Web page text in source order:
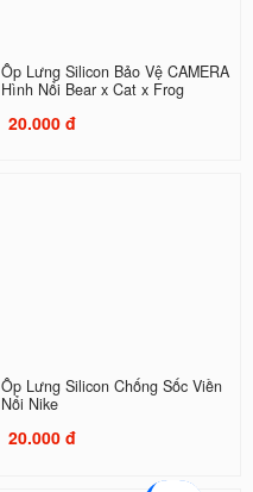
Ốp Lưng Silicon Bảo Vệ CAMERA
Hình Nổi Bear x Cat x Frog
20.000 đ
Ốp Lưng Silicon Chống Sốc Viền
Nổi Nike
20.000 đ